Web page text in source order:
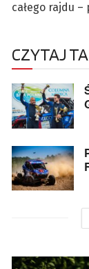
całego rajdu –
CZYTAJ